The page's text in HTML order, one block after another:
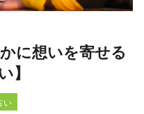
に想いを寄せる
】
い